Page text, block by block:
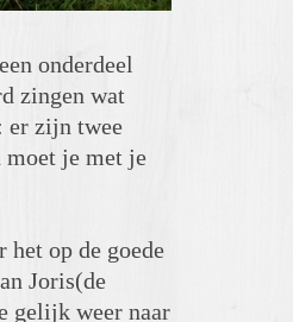
onderdeel
zingen wat
er zijn twee
moet je met je
op de goede
Joris(de
gelijk weer naar